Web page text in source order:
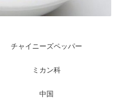
チャイニーズペッパー
ミカン科
中国